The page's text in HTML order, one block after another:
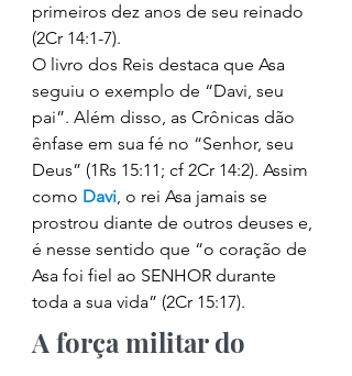
primeiros dez anos de seu reinado
(2Cr 14:1-7).
O livro dos Reis destaca que Asa
seguiu o exemplo de “Davi, seu
pai”. Além disso, as Crônicas dão
ênfase em sua fé no “Senhor, seu
Deus” (1Rs 15:11; cf 2Cr 14:2). Assim
como Davi, o rei Asa jamais se
prostrou diante de outros deuses e,
é nesse sentido que “o coração de
Asa foi fiel ao SENHOR durante
toda a sua vida” (2Cr 15:17).
A força militar do